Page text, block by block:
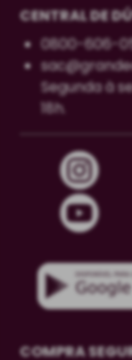
CENTRAL DE
0800-606-
Segunda à
18h.
COMPRA